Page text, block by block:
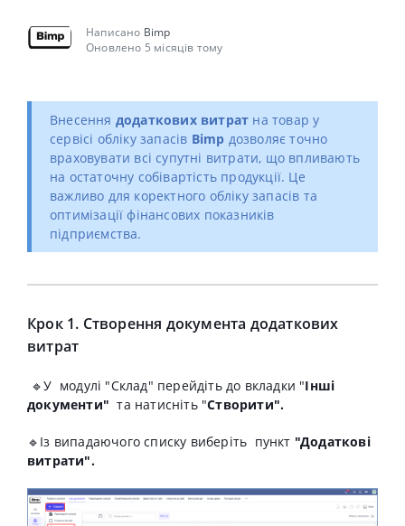
Написано Bimp
Оновлено 5 місяців тому
Внесення додаткових витрат на товар у
сервісі обліку запасів Bimp дозволяє точно
враховувати всі супутні витрати, що впливають
на остаточну собівартість продукції. Це
важливо для коректного обліку запасів та
оптимізації фінансових показників
підприємства.
Крок 1. Створення документа додаткових
витрат
🔹У модулі "Склад" перейдіть до вкладки "Інші
документи"та натисніть "Створити".
🔹Із випадаючогосписку виберіть пункт "Додаткові
витрати".